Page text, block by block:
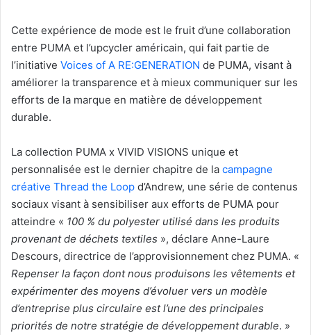
Cette expérience de mode est le fruit d’une collaboration
entre PUMA et l’upcycler américain, qui fait partie de
l’initiative Voices of A RE:GENERATION de PUMA, visant à
améliorer la transparence et à mieux communiquer sur les
efforts de la marque en matière de développement
durable.
La collection PUMA x VIVID VISIONS unique et
personnalisée est le dernier chapitre de la campagne
créative Thread the Loop d’Andrew, une série de contenus
sociaux visant à sensibiliser aux efforts de PUMA pour
atteindre « 100 % du polyester utilisé dans les produits
provenant de déchets textiles », déclare Anne-Laure
Descours, directrice de l’approvisionnement chez PUMA. «
Repenser la façon dont nous produisons les vêtements et
expérimenter des moyens d’évoluer vers un modèle
d’entreprise plus circulaire est l’une des principales
priorités de notre stratégie de développement durable. »